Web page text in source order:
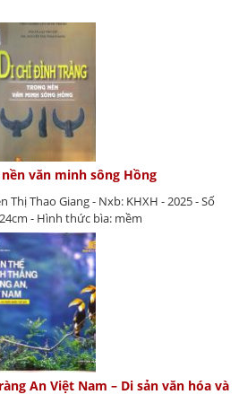
văn minh sông Hồng
Thị Thao Giang - Nxb: KHXH - 2025 - Số
- Hình thức bìa: mềm
An Việt Nam – Di sản văn hóa và